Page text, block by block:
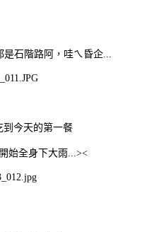
石階路阿，哇ㄟ昏企...
到今天的第一餐
始全身下大雨...><